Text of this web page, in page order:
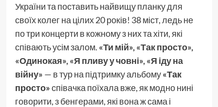
України та поставить найвищу планку для
своїх колег на цілих 20 років! 38 міст, ледь не
по три концерти в кожному з них та хіти, які
співають усім залом. «Ти мій»,«Так просто»,
«Одинокая»,«Я пливу у човні»,«Я іду на
війну» — в тур на підтримку альбому«Так
просто»співачка поїхала вже, як модно нині
говорити, з бенгерами, які вона ж сама і